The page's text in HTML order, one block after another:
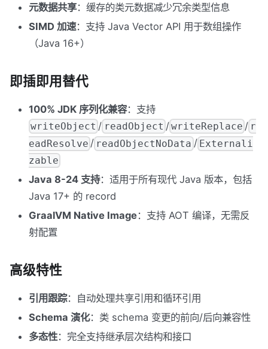
元数据共享：缓存的类元数据减少冗余类型信息
SIMD 加速：支持 Java Vector API 用于数组操作
（Java 16+）
即插即用替代
100% JDK 序列化兼容：支持
writeObject / readObject /writeReplace / r
eadResolve / readObjectNoData / Externali
zable
Java 8-24 支持：适用于所有现代 Java 版本，包括
Java 17+ 的 record
GraalVM Native Image：支持 AOT 编译，无需反
射配置
高级特性
引用跟踪：自动处理共享引用和循环引用
Schema 演化：类 schema 变更的前向/后向兼容性
多态性：完全支持继承层次结构和接口